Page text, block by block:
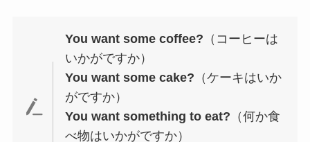
You want some coffee? （コーヒーは
いかがですか）
You want some cake? （ケーキはいか
がですか）
You want something to eat? （何か食
べ物はいかがですか）